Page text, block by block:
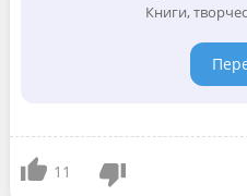
Книги,
11